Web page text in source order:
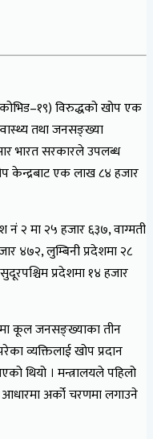
विरुद्धको खोप एक
तथा जनसङ्ख्या
भारत सरकारले उपलब्ध
केन्द्रबाट एक लाख ८४ हजार
२ मा २५ हजार ६३७, वाग्मती
४७२, लुम्बिनी प्रदेशमा २८
प्रदेशमा १४ हजार
कूल जनसङ्ख्याका तीन
व्यक्तिलाई खोप प्रदान
थियो । मन्त्रालयले पहिलो
अर्को चरणमा लगाउने